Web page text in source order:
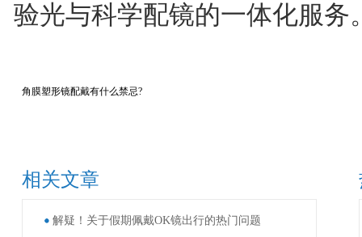
验光与科学配镜的一体化服务
角膜塑形镜配戴有什么禁忌?
相关文章
解疑！关于假期佩戴OK镜出行的热门问题